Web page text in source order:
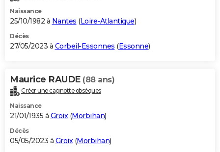
Naissance
25/10/1982 à Nantes (Loire-Atlantique)
Décès
27/05/2023 à Corbeil-Essonnes (Essonne)
Maurice RAUDE (88 ans)
Créer une cagnotte obsèques
Naissance
21/01/1935 à Groix(Morbihan)
Décès
05/05/2023 à Groix(Morbihan)